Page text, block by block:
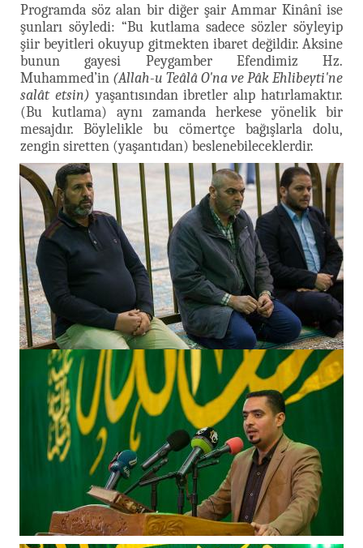
Programda söz alan bir diğer şair Ammar Kinânî ise
şunları söyledi: “Bu kutlama sadece sözler söyleyip
şiir beyitleri okuyup gitmekten ibaret değildir. Aksine
bunun gayesi Peygamber Efendimiz Hz.
Muhammed’in (Allah-u Teâlâ O'na ve Pâk Ehlibeyti'ne
salât etsin) yaşantısından ibretler alıp hatırlamaktır.
(Bu kutlama) aynı zamanda herkese yönelik bir
mesajdır. Böylelikle bu cömertçe bağışlarla dolu,
zengin siretten (yaşantıdan) beslenebileceklerdir.